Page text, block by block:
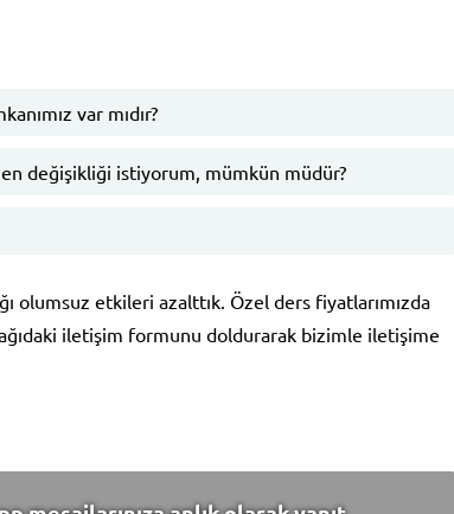
var mıdır?
değişikliği istiyorum, mümkün müdür?
olumsuz etkileri azalttık. Özel ders fiyatlarımızda
iletişim formunu doldurarak bizimle iletişime